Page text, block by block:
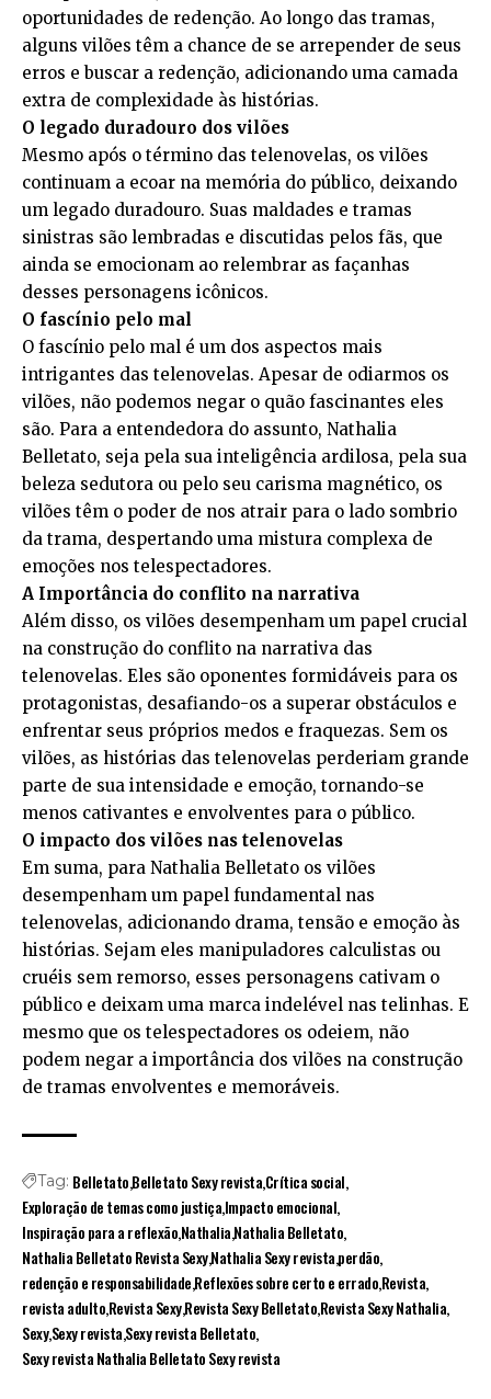
oportunidades de redenção. Ao longo das tramas,
alguns vilões têm a chance de se arrepender de seus
erros e buscar a redenção, adicionando uma camada
extra de complexidade às histórias.
O legado duradouro dos vilões
Mesmo após o término das telenovelas, os vilões
continuam a ecoar na memória do público, deixando
um legado duradouro. Suas maldades e tramas
sinistras são lembradas e discutidas pelos fãs, que
ainda se emocionam ao relembrar as façanhas
desses personagens icônicos.
O fascínio pelo mal
O fascínio pelo mal é um dos aspectos mais
intrigantes das telenovelas. Apesar de odiarmos os
vilões, não podemos negar o quão fascinantes eles
são. Para a entendedora do assunto, Nathalia
Belletato, seja pela sua inteligência ardilosa, pela sua
beleza sedutora ou pelo seu carisma magnético, os
vilões têm o poder de nos atrair para o lado sombrio
da trama, despertando uma mistura complexa de
emoções nos telespectadores.
A Importância do conflito na narrativa
Além disso, os vilões desempenham um papel crucial
na construção do conflito na narrativa das
telenovelas. Eles são oponentes formidáveis para os
protagonistas, desafiando-os a superar obstáculos e
enfrentar seus próprios medos e fraquezas. Sem os
vilões, as histórias das telenovelas perderiam grande
parte de sua intensidade e emoção, tornando-se
menos cativantes e envolventes para o público.
O impacto dos vilões nas telenovelas
Em suma, para Nathalia Belletato os vilões
desempenham um papel fundamental nas
telenovelas, adicionando drama, tensão e emoção às
histórias. Sejam eles manipuladores calculistas ou
cruéis sem remorso, esses personagens cativam o
público e deixam uma marca indelével nas telinhas. E
mesmo que os telespectadores os odeiem, não
podem negar a importância dos vilões na construção
de tramas envolventes e memoráveis.
Tag: BelletatoBelletato Sexy revistaCrítica social
Exploração de temas como justiçaImpacto emocional
Inspiração para a reflexãoNathaliaNathalia Belletato
Nathalia Belletato Revista SexyNathalia Sexy revistaperdão
redenção e responsabilidadeReflexões sobre certo e erradoRevista
revista adultoRevista SexyRevista Sexy BelletatoRevista Sexy Nathalia
SexySexy revistaSexy revista Belletato
Sexy revista Nathalia Belletato Sexy revista